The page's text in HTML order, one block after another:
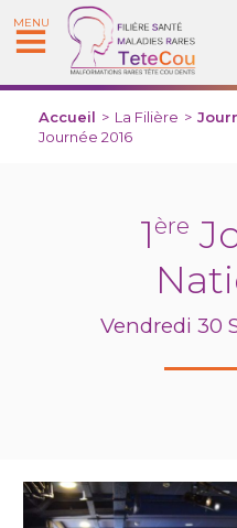
MENU
Accueil > La Filière >
Journée 2016
1 ère
Vendredi 30